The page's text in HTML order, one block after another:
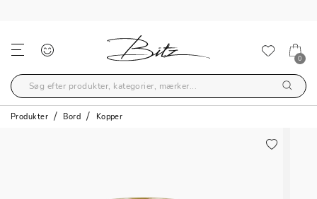
0
Produkter Bord Kopper